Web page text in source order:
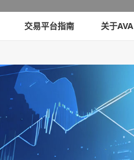
交易平台指南 关于AVA